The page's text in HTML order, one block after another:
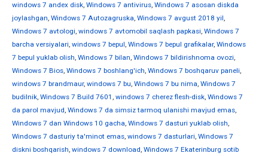
windows 7 andex disk, Windows 7 antivirus, Windows 7 asosan diskda
joylashgan, Windows 7 Autozagruska, Windows 7 avgust 2018 yil,
Windows 7 avtologi, windows 7 avtomobil saqlash papkasi, Windows 7
barcha versiyalari, windows 7 bepul, Windows 7 bepul grafikalar, Windows
7 bepul yuklab olish, Windows 7 bilan, Windows 7 bildirishnoma ovozi,
Windows 7 Bios, Windows 7 boshlang'ich, Windows 7 boshqaruv paneli,
windows 7 brandmaur, windows 7 bu, Windows 7 bu nima, Windows 7
budilnik, Windows 7 Build 7601 , windows 7 cherez flesh-disk, Windows 7
da parol mavjud, Windows 7 da simsiz tarmoq ulanishi mavjud emas,
Windows 7 dan Windows 10 gacha, Windows 7 dasturi yuklab olish,
Windows 7 dasturiy ta'minot emas, windows 7 dasturlari, Windows 7
diskni boshqarish, windows 7 download, Windows 7 Ekaterinburg sotib